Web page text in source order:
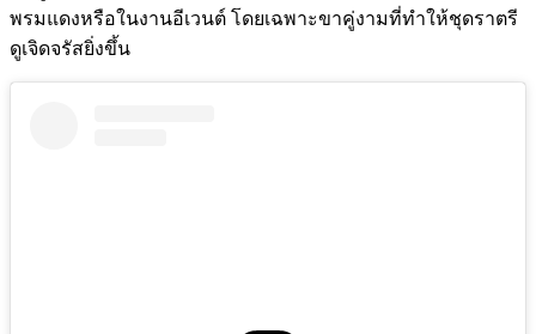
พรมแดงหรือในงานอีเวนต์ โดยเฉพาะขาคู่งามที่ทำให้ชุดราตรี
ดูเจิดจรัสยิ่งขึ้น